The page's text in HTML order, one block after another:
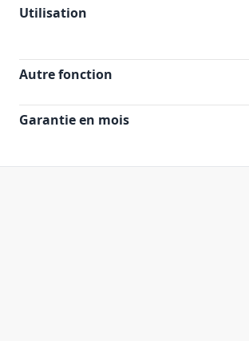
Utilisation
Autre fonction
Garantie en mois